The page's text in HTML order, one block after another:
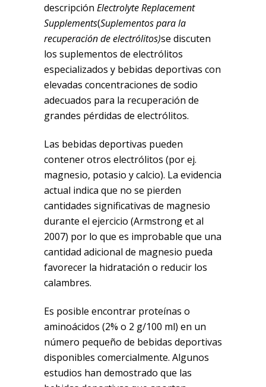
descripción Electrolyte Replacement
Supplements(Suplementos para la
recuperación de electrólitos)se discuten
los suplementos de electrólitos
especializados y bebidas deportivas con
elevadas concentraciones de sodio
adecuados para la recuperación de
grandes pérdidas de electrólitos.
Las bebidas deportivas pueden
contener otros electrólitos (por ej.
magnesio, potasio y calcio). La evidencia
actual indica que no se pierden
cantidades significativas de magnesio
durante el ejercicio (Armstrong et al
2007) por lo que es improbable que una
cantidad adicional de magnesio pueda
favorecer la hidratación o reducir los
calambres.
Es posible encontrar proteínas o
aminoácidos (2% o 2 g/100 ml) en un
número pequeño de bebidas deportivas
disponibles comercialmente. Algunos
estudios han demostrado que las